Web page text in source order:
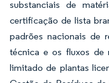
substanciais de
certificação de lista
padrões nacionais de
técnica e os fluxos de
limitado de plantas